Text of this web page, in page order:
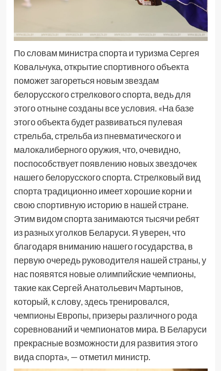
По словам министра спорта и туризма Сергея
Ковальчука, открытие спортивного объекта
поможет загореться новым звездам
белорусского стрелкового спорта, ведь для
этого отныне созданы все условия. «На базе
этого объекта будет развиваться пулевая
стрельба, стрельба из пневматического и
малокалиберного оружия, что, очевидно,
поспособствует появлению новых звездочек
нашего белорусского спорта. Стрелковый вид
спорта традиционно имеет хорошие корни и
свою спортивную историю в нашей стране.
Этим видом спорта занимаются тысячи ребят
из разных уголков Беларуси. Я уверен, что
благодаря вниманию нашего государства, в
первую очередь руководителя нашей страны, у
нас появятся новые олимпийские чемпионы,
такие как Сергей Анатольевич Мартынов,
который, к слову, здесь тренировался,
чемпионы Европы, призеры различного рода
соревнований и чемпионатов мира. В Беларуси
прекрасные возможности для развития этого
вида спорта», — отметил министр.